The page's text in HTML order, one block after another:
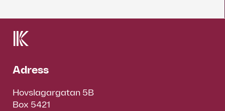
Adress
Hovslagargatan 5B
Box 5421